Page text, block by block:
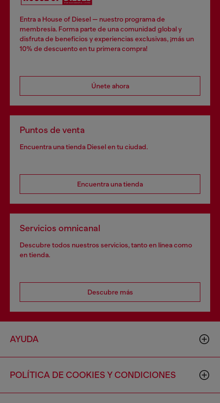
Entra a House of Diesel — nuestro programa de
membresía. Forma parte de una comunidad global y
disfruta de beneficios y experiencias exclusivas, ¡más un
10% de descuento en tu primera compra!
Únete ahora
Puntos de venta
Encuentra una tienda Diesel en tu ciudad.
Encuentra una tienda
Servicios omnicanal
Descubre todos nuestros servicios, tanto en línea como
en tienda.
Descubre más
AYUDA
POLÍTICA DE COOKIES Y CONDICIONES